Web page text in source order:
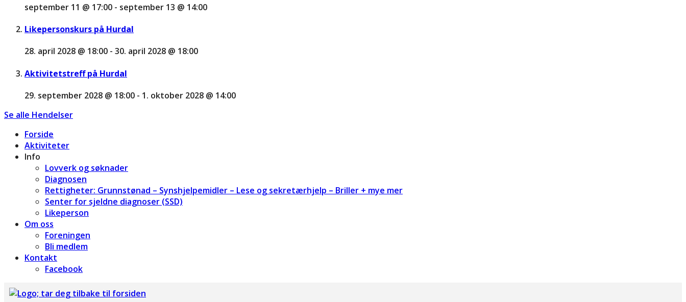
september 11 @ 17:00 - september 13 @ 14:00
Likepersonskurs på Hurdal
28. april 2028 @ 18:00 - 30. april 2028 @ 18:00
Aktivitetstreff på Hurdal
29. september 2028 @ 18:00 - 1. oktober 2028 @ 14:00
Se alle Hendelser
Forside
Aktiviteter
Info
Lovverk og søknader
Diagnosen
Rettigheter: Grunnstønad – Synshjelpemidler – Lese og sekretærhjelp – Briller + mye mer
Senter for sjeldne diagnoser (SSD)
Likeperson
Om oss
Foreningen
Bli medlem
Kontakt
Facebook